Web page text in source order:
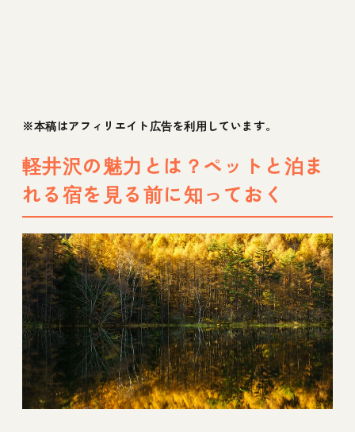
07【軽井沢の犬と泊まれるドッグラン付き
ー
08【軽井沢の犬と泊まれる高級宿】レジーナ
09【軽井沢の犬と泊まれるドッグラン宿】軽
井沢 ホテルそよかぜ
10【軽井沢の犬と泊まれるドッグラン宿】ペ
ットと泊まる CARO FORESTA 軽井沢
GIARDINO
11【軽井沢の犬と泊まれる貸別荘宿】
※本稿はアフィリエイト広告を利用しています。
軽井沢の魅力とは？ペットと泊ま
れる宿を見る前に知っておく